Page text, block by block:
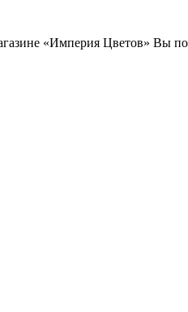
«Империя Цветов» Вы